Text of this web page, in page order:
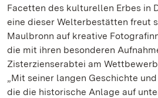
Facetten des kulturellen Erbes in
eine dieser Welterbestätten freut
Maulbronn auf kreative
die mit ihren besonderen
Zisterzienserabtei am
„Mit seiner langen Geschichte
die die historische Anlage auf